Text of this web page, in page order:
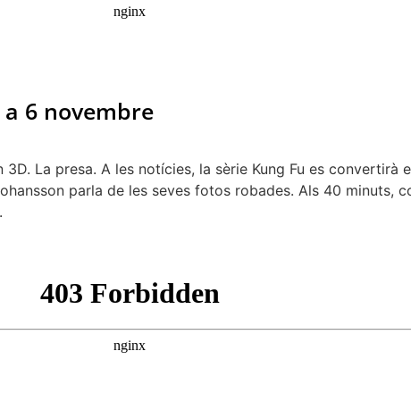
6 novembre
La presa. A les notícies, la sèrie Kung Fu es convertirà
parla de les seves fotos robades. Als 40 minuts,